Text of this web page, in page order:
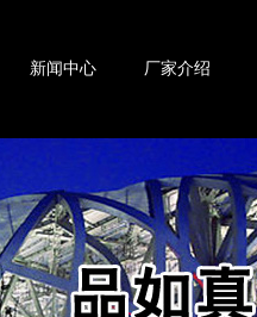
新闻中心 厂家介绍